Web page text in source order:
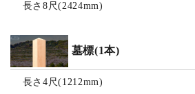
長さ8尺(2424mm)
墓標(1本)
長さ4尺(1212mm)